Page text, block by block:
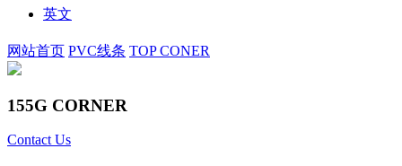
英文
网站首页 PVC线条 TOP CONER
155G CORNER
Contact Us